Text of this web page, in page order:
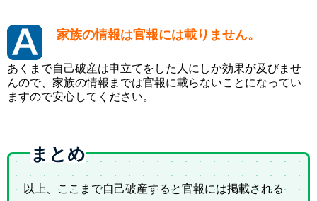
家族の情報は官報には載りません。
あくまで自己破産は申立てをした人にしか効果が及びませ
んので、家族の情報までは官報に載らないことになってい
ますので安心してください。
まとめ
以上、ここまで自己破産すると官報には掲載される